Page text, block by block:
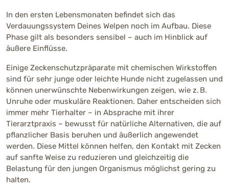
In den ersten Lebensmonaten befindet sich das
Verdauungssystem Deines Welpen noch im Aufbau. Diese
Phase gilt als besonders sensibel – auch im Hinblick auf
äußere Einflüsse.
Einige Zeckenschutzpräparate mit chemischen Wirkstoffen
sind für sehr junge oder leichte Hunde nicht zugelassen und
können unerwünschte Nebenwirkungen zeigen, wie z. B.
Unruhe oder muskuläre Reaktionen. Daher entscheiden sich
immer mehr Tierhalter – in Absprache mit ihrer
Tierarztpraxis – bewusst für natürliche Alternativen, die auf
pflanzlicher Basis beruhen und äußerlich angewendet
werden. Diese Mittel können helfen, den Kontakt mit Zecken
auf sanfte Weise zu reduzieren und gleichzeitig die
Belastung für den jungen Organismus möglichst gering zu
halten.